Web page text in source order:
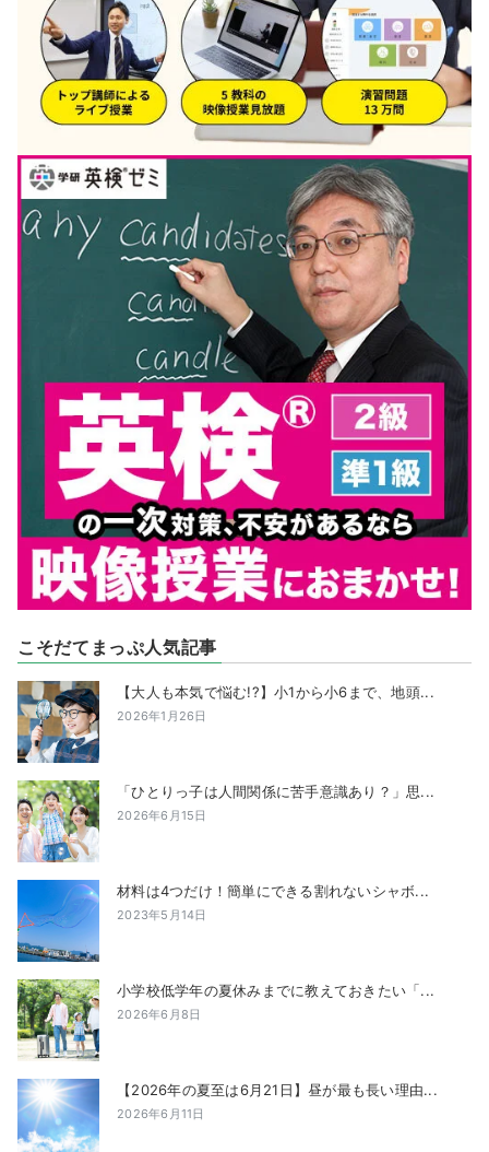
こそだてまっぷ人気記事
【大人も本気で悩む!?】小1から小6まで、地頭...
2026年1月26日
「ひとりっ子は人間関係に苦手意識あり？」思...
2026年6月15日
材料は4つだけ！簡単にできる割れないシャボ...
2023年5月14日
小学校低学年の夏休みまでに教えておきたい「...
2026年6月8日
【2026年の夏至は6月21日】昼が最も長い理由...
2026年6月11日